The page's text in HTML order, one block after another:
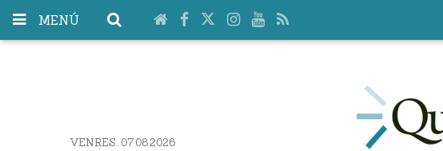
MENÚ
VENRES. 07.08.2026